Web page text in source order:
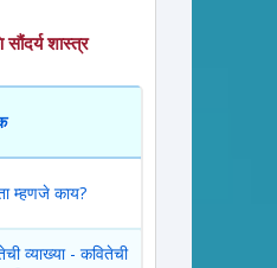
कृपया साईटचा पत्ता इतरांना
लेख * कथा *
शास्त्र
म्हणजे काय?
व्याख्या - कवितेची